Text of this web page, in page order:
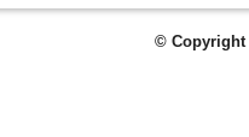
© Copyright